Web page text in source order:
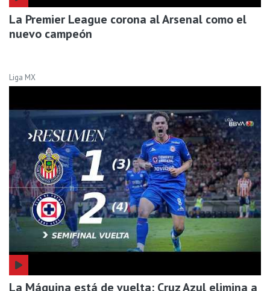
La Premier League corona al Arsenal como el
nuevo campeón
Liga MX
La Máquina está de vuelta: Cruz Azul elimina a